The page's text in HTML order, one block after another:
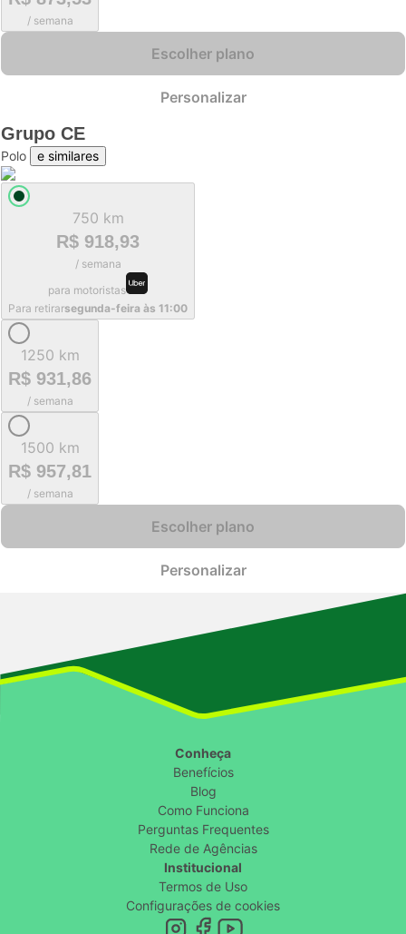
/ semana
Escolher plano
Personalizar
Grupo CE
Polo e similares
750 km
R$ 918,93
/ semana
para motoristas
Para retirarsegunda-feira às 11:00
1250 km
R$ 931,86
/ semana
1500 km
R$ 957,81
/ semana
Escolher plano
Personalizar
Conheça
Benefícios
Blog
Como Funciona
Perguntas Frequentes
Rede de Agências
Institucional
Termos de Uso
Configurações de cookies